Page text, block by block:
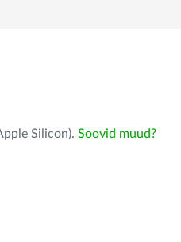
Silicon). Soovid muud?